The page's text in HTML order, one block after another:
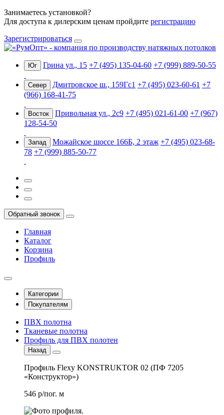
Занимаетесь установкой?
Для доступа к дилерским ценам пройдите регистрацию
Зарегистрироваться
Юг Грина ул., 15 +7 (495) 135-04-60 +7 (999) 889-50-55
Север Дмитровское ш., 159Гс1 +7 (495) 023-60-61 +7
(966) 168-41-75
Восток Привольная ул., 2с9 +7 (495) 021-61-00 +7 (967)
128-54-50
Запад Можайское шоссе 166Б, 2 этаж +7 (495) 023-68-
78 +7 (999) 885-50-77
Обратный звонок
Главная
Каталог
Корзина
Профиль
Категории
Покупателям
ПВХ полотна
Тканевые полотна
Профиль для ПВХ полотен
Назад
Профиль Flexy KONSTRUKTOR 02 (ПФ 7205
«Конструктор»)
546 р/пог. м